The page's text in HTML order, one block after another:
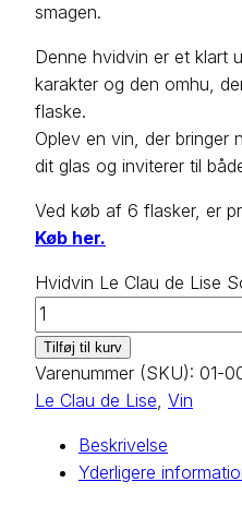
smagen.
Denne hvidvin er et klart
karakter og den omhu,
flaske.
Oplev en vin, der bringer
dit glas og inviterer til
Ved køb af 6 flasker, er
Køb her.
Hvidvin Le Clau de Lise
Tilføj til kurv
Varenummer (SKU): 01-
Le Clau de Lise, Vin
Beskrivelse
Yderligere